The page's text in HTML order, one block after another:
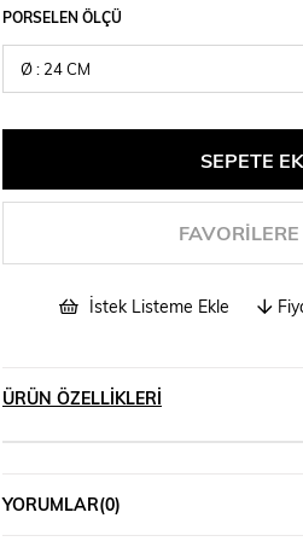
PORSELEN ÖLÇÜ
İstek Listeme Ekle
ÜRÜN ÖZELLIKLERI
YORUMLAR(0)